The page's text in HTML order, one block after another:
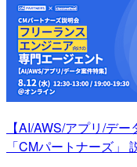
【AI/AWS/アプリ/デ
「CMパートナーズ」